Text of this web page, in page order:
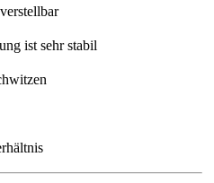
ist sehr stabil